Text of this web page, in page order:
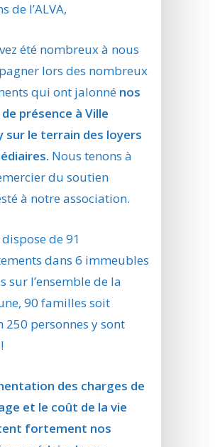
de l’ALVA,
été nombreux à nous
lors des nombreux
qui ont jalonné nos
présence à Ville
sur le terrain des loyers
Nous tenons à
du soutien
à notre association.
dispose de 91
dans 6 immeubles
sur l’ensemble de la
90 familles soit
250 personnes y sont
des charges de
et le coût de la vie
fortement nos